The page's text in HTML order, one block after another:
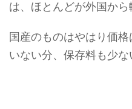
は、ほとんどが外国から
国産のものはやはり価
いない分、保存料も少な